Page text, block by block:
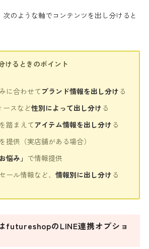
次のような軸でコンテンツを出し分けると
けるときのポイント
に合わせて ブランド情報を出し分け る
ースなど性別によって出し分け る
踏まえてアイテム情報を出し分け る
を提供（実店舗がある場合）
悩み」 で情報提供
ール情報など、情報別に出し分け る
futureshopのLINE連携オプショ